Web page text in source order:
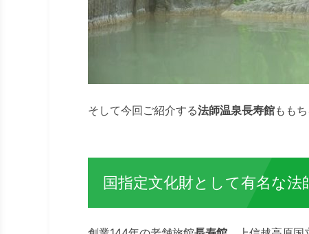
そして今回ご紹介する法師温泉長寿館もも
国指定文化財として有名な法